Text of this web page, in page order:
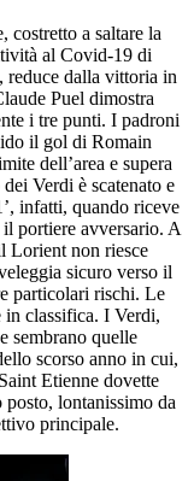
costretto a saltare la
al Covid-19 di
dalla vittoria in
Puel dimostra
i tre punti. I padroni
il gol di Romain
dell’area e supera
Verdi è scatenato e
infatti, quando riceve
portiere avversario. A
Lorient non riesce
sicuro verso il
particolari rischi. Le
in classifica. I Verdi,
sembrano quelle
scorso anno in cui,
Etienne dovette
posto, lontanissimo da
principale.